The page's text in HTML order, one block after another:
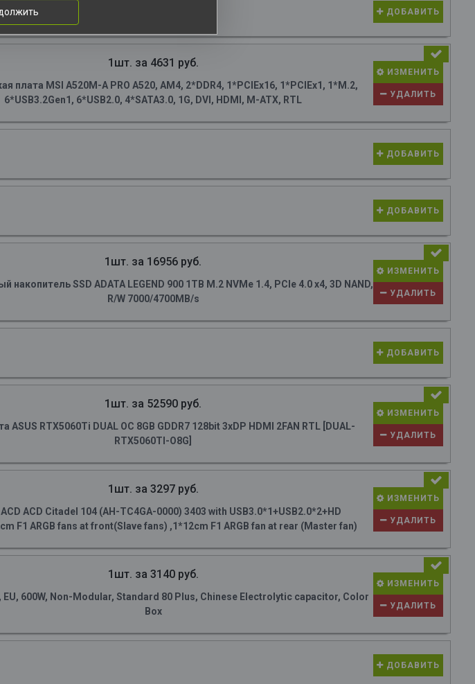
ДОБАВИТЬ
1шт. за 4631 руб.
плата MSI A520M-A PRO A520, AM4, 2*DDR4, 1*PCIEx16, 1*PCIEx1, 1*M.2,
6*USB3.2Gen1, 6*USB2.0, 4*SATA3.0, 1G, DVI, HDMI, M-ATX, RTL
ИЗМЕНИТЬ
УДАЛИТЬ
ДОБАВИТЬ
ДОБАВИТЬ
1шт. за 16956 руб.
накопитель SSD ADATA LEGEND 900 1TB M.2 NVMe 1.4, PCIe 4.0 x4, 3D NAND,
R/W 7000/4700MB/s
ИЗМЕНИТЬ
УДАЛИТЬ
ДОБАВИТЬ
1шт. за 52590 руб.
ASUS RTX5060Ti DUAL OC 8GB GDDR7 128bit 3xDP HDMI 2FAN RTL [DUAL-
RTX5060TI-O8G]
ИЗМЕНИТЬ
УДАЛИТЬ
1шт. за 3297 руб.
ACD Citadel 104 (AH-TC4GA-0000) 3403 with USB3.0*1+USB2.0*2+HD
F1 ARGB fans at front(Slave fans) ,1*12cm F1 ARGB fan at rear (Master fan)
ИЗМЕНИТЬ
УДАЛИТЬ
1шт. за 3140 руб.
EU, 600W, Non-Modular, Standard 80 Plus, Chinese Electrolytic capacitor, Color
Box
ИЗМЕНИТЬ
УДАЛИТЬ
ДОБАВИТЬ